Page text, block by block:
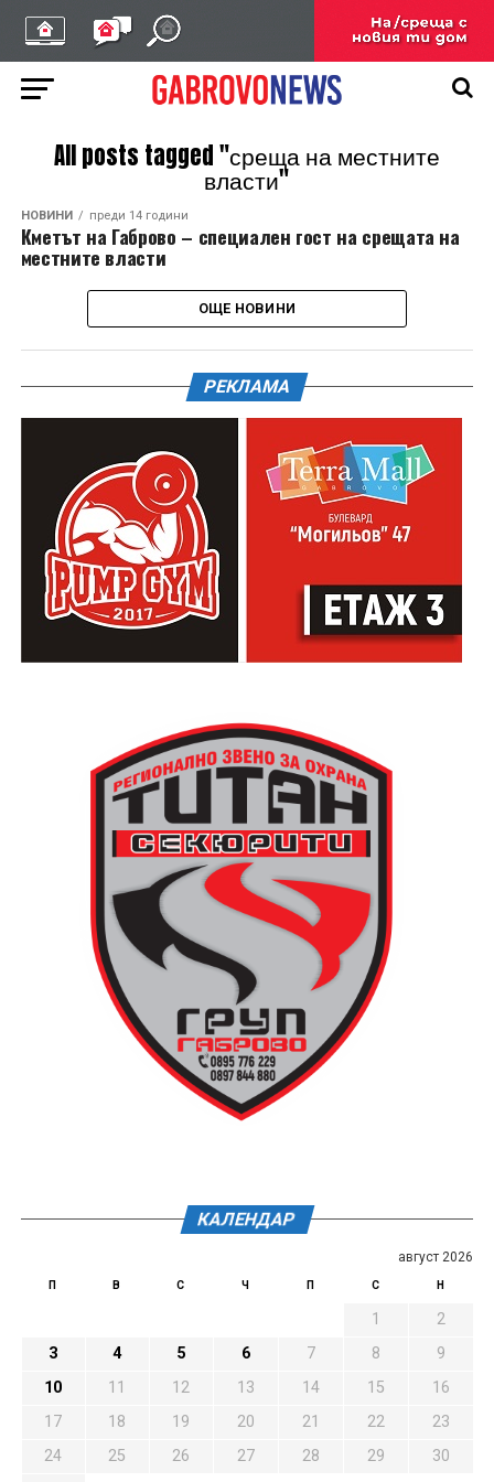
All posts tagged "среща на местните
власти"
НОВИНИ преди 14 години
Кметът на Габрово – специален гост на срещата на
местните власти
ОЩЕ НОВИНИ
РЕКЛАМА
КАЛЕНДАР
август 2026
П В С Ч П С Н
1
2
3
4 5 6 7 8
9
10
11 12 13 14 15
16
17
18 19 20 21 22
23
24
25 26 27 28 29
30